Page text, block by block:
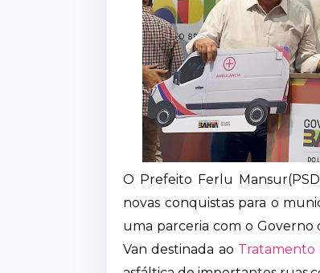
O Prefeito Ferlu
novas conquistas para o
uma parceria com o Governo
Van destinada ao Tratamento